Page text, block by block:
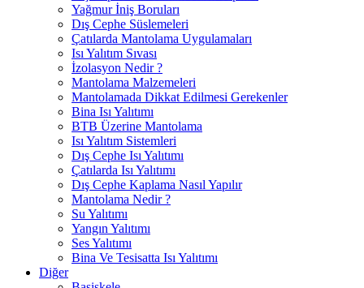
Yağmur İniş Boruları
Dış Cephe Süslemeleri
Çatılarda Mantolama Uygulamaları
Isı Yalıtım Sıvası
İzolasyon Nedir ?
Mantolama Malzemeleri
Mantolamada Dikkat Edilmesi Gerekenler
Bina Isı Yalıtımı
BTB Üzerine Mantolama
Isı Yalıtım Sistemleri
Dış Cephe Isı Yalıtımı
Çatılarda Isı Yalıtımı
Dış Cephe Kaplama Nasıl Yapılır
Mantolama Nedir ?
Su Yalıtımı
Yangın Yalıtımı
Ses Yalıtımı
Bina Ve Tesisatta Isı Yalıtımı
Diğer